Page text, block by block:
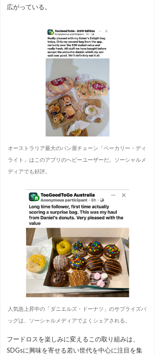
広がっている。
オーストラリア最大のパン屋チェーン「ベーカリー・ディ
ライト」はこのアプリのヘビーユーザーだ。ソーシャルメ
ディアでも好評。
人気急上昇中の「ダニエルズ・ドーナツ」のサプライズバ
ッグは、ソーシャルメディアでよくシェアされる。
フードロスを楽しみに変えるこの取り組みは、
SDGsに興味を寄せる若い世代を中心に注目を集